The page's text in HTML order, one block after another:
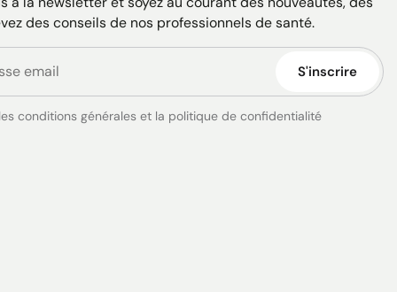
des conseils de nos professionnels de santé.
S'inscrire
conditions générales et la politique de confidentialité